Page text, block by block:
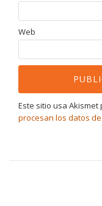
Web
Este sitio usa
procesan los datos